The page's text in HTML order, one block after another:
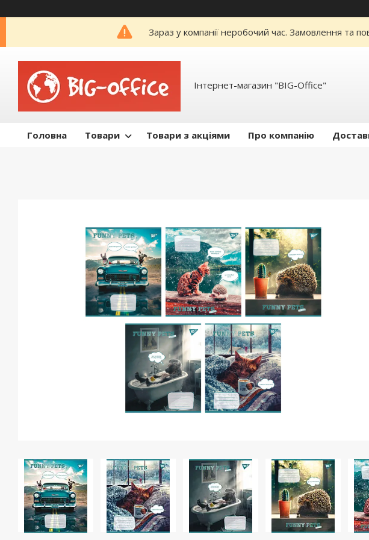
Зараз у компанії неробочий час. Замовлення та
Інтернет-магазин "BIG-Office"
Головна Товари Товари з акціями Про компанію